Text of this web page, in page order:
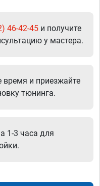
46-42-45 и получите
у мастера.
время и приезжайте
тюнинга.
1-3 часа для